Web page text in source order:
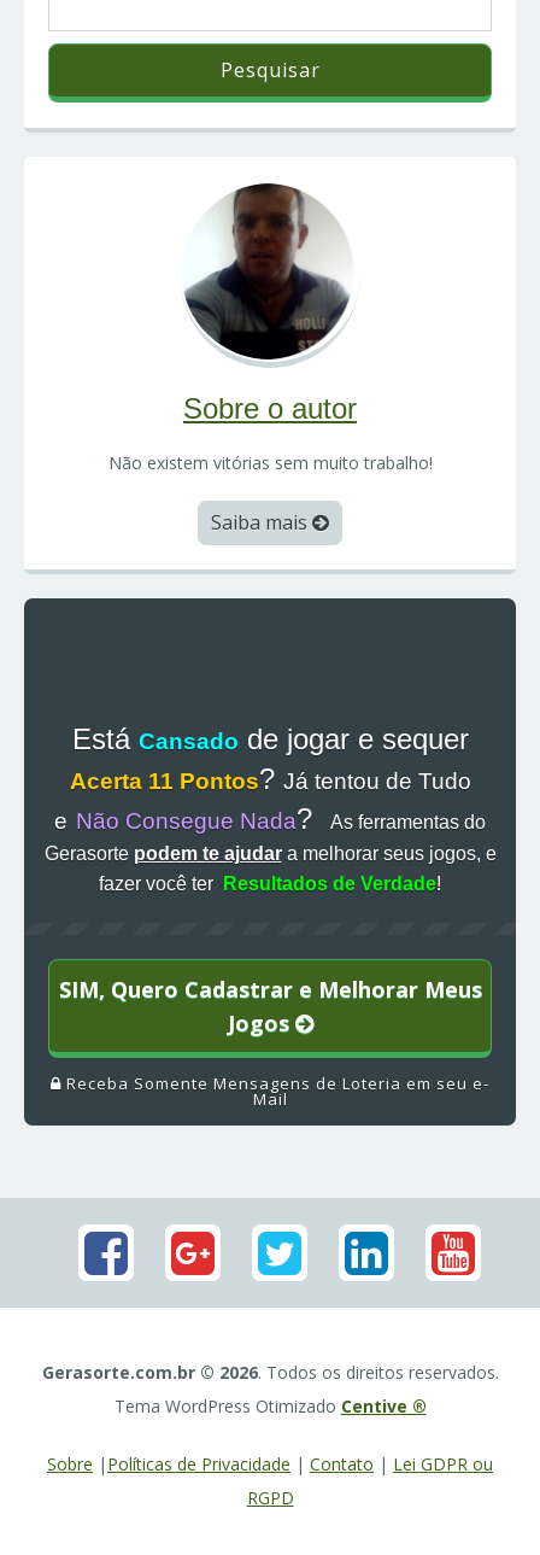
Sobre o autor
Não existem vitórias sem muito trabalho!
Saiba mais
Está Cansado de jogar e sequer
Acerta 11 Pontos? Já tentou de Tudo
e Não Consegue Nada?
As ferramentas do
Gerasorte podem te ajudara melhorar seus jogos, e
fazer você ter
Resultados de Verdade!
SIM, Quero Cadastrar e Melhorar Meus
Jogos
Receba Somente Mensagens de Loteria em seu e-
Mail
Gerasorte.com.br © 2026. Todos os direitos reservados.
Tema WordPress Otimizado Centive ®
Sobre | Políticas de Privacidade | Contato | Lei GDPR ou
RGPD